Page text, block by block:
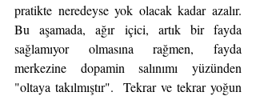
pratikte neredeyse yok olacak kadar azalır.
Bu aşamada, ağır içici, artık bir fayda
sağlamıyor olmasına rağmen, fayda
merkezine dopamin salınımı yüzünden
"oltaya takılmıştır".  Tekrar ve tekrar yoğun